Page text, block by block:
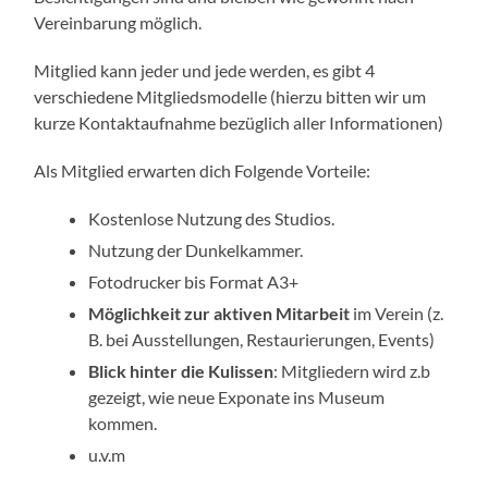
Vereinbarung möglich.
Mitglied kann jeder und jede werden, es gibt 4
verschiedene Mitgliedsmodelle (hierzu bitten wir um
kurze Kontaktaufnahme bezüglich aller Informationen)
Als Mitglied erwarten dich Folgende Vorteile:
Kostenlose Nutzung des Studios.
Nutzung der Dunkelkammer.
Fotodrucker bis Format A3+
Möglichkeit zur aktiven Mitarbeit im Verein (z.
B. bei Ausstellungen, Restaurierungen, Events)
Blick hinter die Kulissen: Mitgliedern wird z.b
gezeigt, wie neue Exponate ins Museum
kommen.
u.v.m